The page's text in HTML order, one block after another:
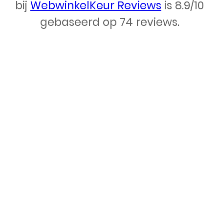
bij WebwinkelKeur Reviews is 8.9/10
gebaseerd op 74 reviews.